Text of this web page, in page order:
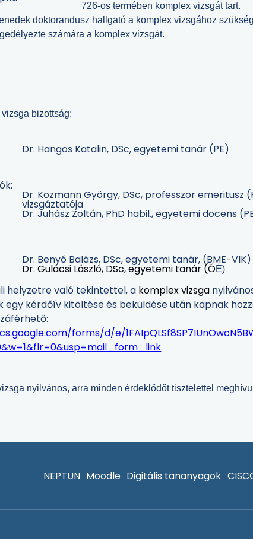
726-os termében komplex vizsgát tart.
doktorandusz hallgató a komplex vizsgához
számára a komplex vizsgát.
bizottság:
Dr. Hangos Katalin, DSc, egyetemi tanár (PE)
Dr. Kozmann György, DSc, professzor emeritusz
vizsgáztatója
Dr. Juhász Zoltán, PhD habil., egyetemi docens
Dr. Benyó Balázs, DSc, egyetemi tanár, (BME-VIK)
Dr. Gulácsi László, DSc, egyetemi tanár (ÓE)
helyzetre való tekintettel, a komplex vizsga
egy kérdőív kitöltése és beküldése után kapnak
forms/d/e/
nyilvános, arra minden érdeklődőt tisztelettel
NEPTUN Moodle Digitális tananyagok